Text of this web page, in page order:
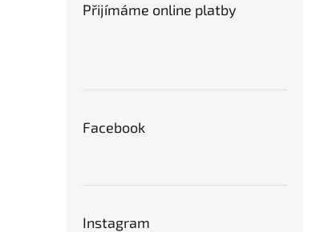
Přijímáme online platby
Facebook
Instagram